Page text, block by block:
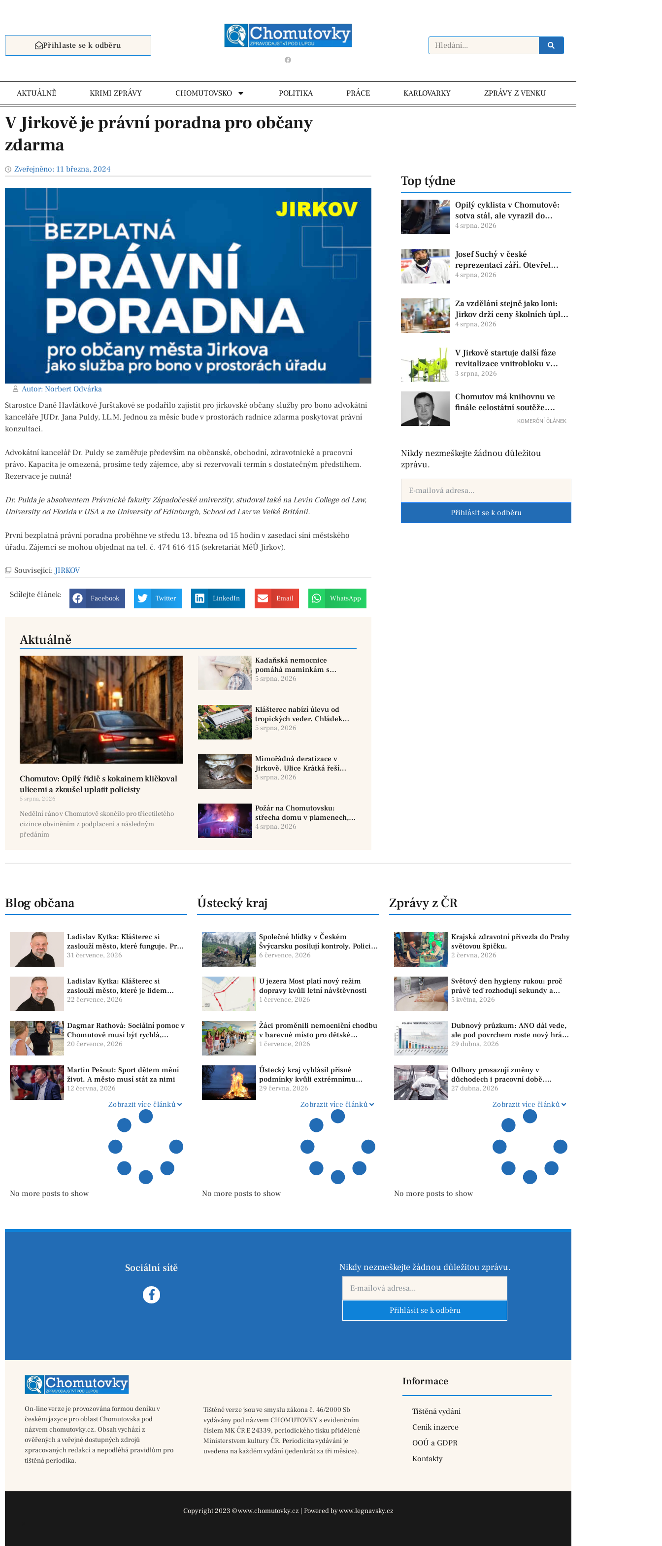
Přihlaste se k odběru
AKTUÁLNĚ KRIMI ZPRÁVY CHOMUTOVSKO POLITIKA PRÁCE KARLOVARKY ZPRÁVY Z VENKU
V Jirkově je právní poradna pro občany
zdarma
Zveřejněno: 11 března, 2024
Autor: Norbert Odvárka
Starostce Daně Havlátkové Jurštakové se podařilo zajistit pro jirkovské občany služby pro bono advokátní
kanceláře JUDr. Jana Puldy, LL.M. Jednou za měsíc bude v prostorách radnice zdarma poskytovat právní
konzultaci.
Advokátní kancelář Dr. Puldy se zaměřuje především na občanské, obchodní, zdravotnické a pracovní
právo. Kapacita je omezená, prosíme tedy zájemce, aby si rezervovali termín s dostatečným předstihem.
Rezervace je nutná!
Dr. Pulda je absolventem Právnické fakulty Západočeské univerzity, studoval také na Levin College od Law,
University od Florida v USA a na University of Edinburgh, School od Law ve Velké Británii.
První bezplatná právní poradna proběhne ve středu 13. března od 15 hodin v zasedací síni městského
úřadu. Zájemci se mohou objednat na tel. č. 474 616 415 (sekretariát MěÚ Jirkov).
Související: JIRKOV
Sdílejte článek: Facebook Twitter LinkedIn Email WhatsApp
Aktuálně
Chomutov: Opilý řidič s kokainem kličkoval
ulicemi a zkoušel uplatit policisty
5 srpna, 2026
Nedělní ráno v Chomutově skončilo pro třicetiletého
cizince obviněním z podplacení a následným
předáním
Kadaňská nemocnice
pomáhá maminkám s
kojením. Podpora začíná už
5 srpna, 2026
Klášterec nabízí úlevu od
tropických veder. Chládek
zimního stadionu pomůže
5 srpna, 2026
Mimořádná deratizace v
Jirkově. Ulice Krátká řeší
zvýšený výskyt hlodavců
5 srpna, 2026
Požár na Chomutovsku:
střecha domu v plamenech,
škoda 1,4 milionu
4 srpna, 2026
Top týdne
Opilý cyklista v Chomutově:
sotva stál, ale vyrazil do
centra. Skončil na kapotě auta
4 srpna, 2026
Josef Suchý v české
reprezentaci září. Otevřel
skóre proti Kanadě a míří na
4 srpna, 2026
Za vzdělání stejně jako loni:
Jirkov drží ceny školních úplat
beze změny
4 srpna, 2026
V Jirkově startuje další fáze
revitalizace vnitrobloku v
Tkalcovské
3 srpna, 2026
Chomutov má knihovnu ve
finále celostátní soutěže.
Vedení města ji přesto chce
KOMERČNÍ ČLÁNEK
Nikdy nezmeškejte žádnou důležitou
zprávu.
Přihlásit se k odběru
Blog občana
Ladislav Kytka: Klášterec si
zaslouží město, které funguje. Proto
předkládáme program, který řeší
31 července, 2026
Ladislav Kytka: Klášterec si
zaslouží město, které je lidem
nablízku
22 července, 2026
Dagmar Rathová: Sociální pomoc v
Chomutově musí být rychlá,
srozumitelná a férová. Ne udržovat
20 července, 2026
Martin Pešout: Sport dětem mění
život. A město musí stát za nimi
12 června, 2026
Zobrazit více článků
No more posts to show
Ústecký kraj
Společné hlídky v Českém
Švýcarsku posilují kontroly. Policie
dohlíží na bezpečnost i ochranu
6 července, 2026
U jezera Most platí nový režim
dopravy kvůli letní návštěvnosti
1 července, 2026
Žáci proměnili nemocniční chodbu
v barevné místo pro dětské
pacienty
1 července, 2026
Ústecký kraj vyhlásil přísné
podmínky kvůli extrémnímu
suchu. Platí zákaz ohňů i
29 června, 2026
Zobrazit více článků
No more posts to show
Zprávy z ČR
Krajská zdravotní přivezla do Prahy
světovou špičku.
2 června, 2026
Světový den hygieny rukou: proč
právě teď rozhodují sekundy a
správné mytí rukou
5 května, 2026
Dubnový průzkum: ANO dál vede,
ale pod povrchem roste nový hráč.
Strana PRO se drží nejvýš mezi
29 dubna, 2026
Odbory prosazují změny v
důchodech i pracovní době.
Dopady pocítí i lidé v našem
27 dubna, 2026
Zobrazit více článků
No more posts to show
Sociální sítě Nikdy nezmeškejte žádnou důležitou zprávu.
Přihlásit se k odběru
On-line verze je provozována formou deníku v
českém jazyce pro oblast Chomutovska pod
názvem chomutovky.cz. Obsah vychází z
ověřených a veřejně dostupných zdrojů
zpracovaných redakcí a nepodléhá pravidlům pro
tištěná periodika.
Tištěné verze jsou ve smyslu zákona č. 46/2000 Sb
vydávány pod názvem CHOMUTOVKY s evidenčním
číslem MK ČR E 24339, periodického tisku přidělené
Ministerstvem kultury ČR. Periodicita vydávání je
uvedena na každém vydání (jedenkrát za tři měsíce).
Informace
Tištěná vydání
Ceník inzerce
OOÚ a GDPR
Kontakty
Copyright 2023 © www.chomutovky.cz | Powered by www.legnavsky.cz